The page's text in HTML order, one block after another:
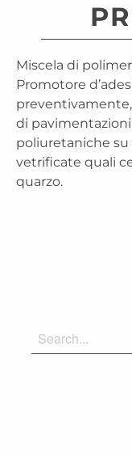
Miscela di
Promotore
di
poliuretaniche
vetrificate quali
quarzo.